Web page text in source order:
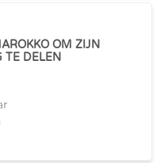
OM ZIJN
TE DELEN